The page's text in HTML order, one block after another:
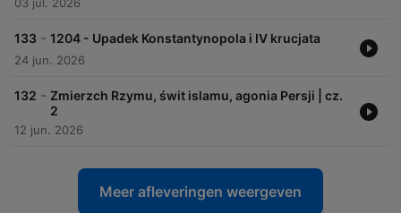
133 - 1204 - Upadek Konstantynopola i IV krucjata
24 jun. 2026
132 - Zmierzch Rzymu, świt islamu, agonia Persji | cz.
2
12 jun. 2026
Meer afleveringen weergeven